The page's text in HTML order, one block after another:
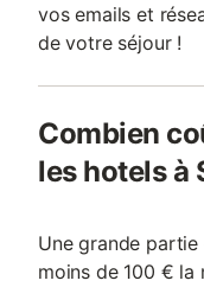
vos emails et
de votre séjour !
Combien
les hotels à
Une grande
moins de 100 €